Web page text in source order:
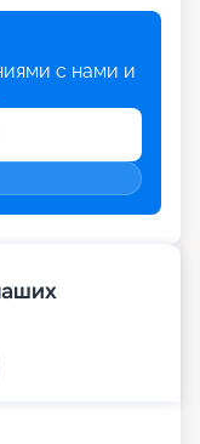
с нами и